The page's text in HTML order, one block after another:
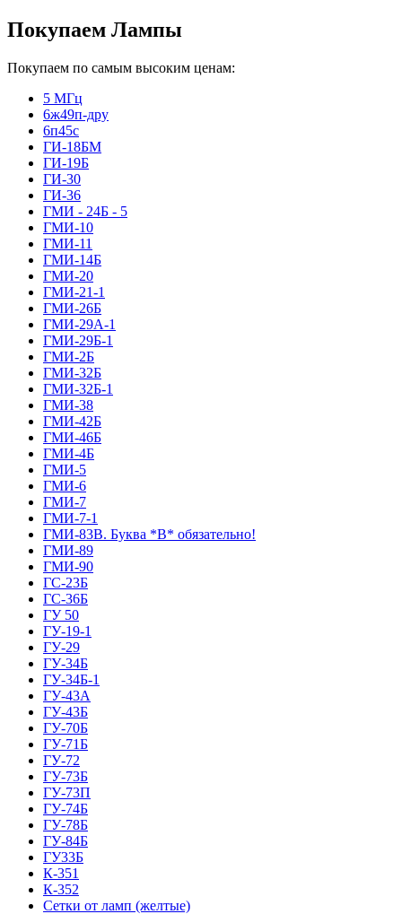
Покупаем Лампы
Покупаем по самым высоким ценам:
5 МГц
6ж49п-дру
6п45с
ГИ-18БМ
ГИ-19Б
ГИ-30
ГИ-36
ГМИ - 24Б - 5
ГМИ-10
ГМИ-11
ГМИ-14Б
ГМИ-20
ГМИ-21-1
ГМИ-26Б
ГМИ-29А-1
ГМИ-29Б-1
ГМИ-2Б
ГМИ-32Б
ГМИ-32Б-1
ГМИ-38
ГМИ-42Б
ГМИ-46Б
ГМИ-4Б
ГМИ-5
ГМИ-6
ГМИ-7
ГМИ-7-1
ГМИ-83В. Буква *В* обязательно!
ГМИ-89
ГМИ-90
ГС-23Б
ГС-36Б
ГУ 50
ГУ-19-1
ГУ-29
ГУ-34Б
ГУ-34Б-1
ГУ-43А
ГУ-43Б
ГУ-70Б
ГУ-71Б
ГУ-72
ГУ-73Б
ГУ-73П
ГУ-74Б
ГУ-78Б
ГУ-84Б
ГУ33Б
К-351
К-352
Сетки от ламп (желтые)